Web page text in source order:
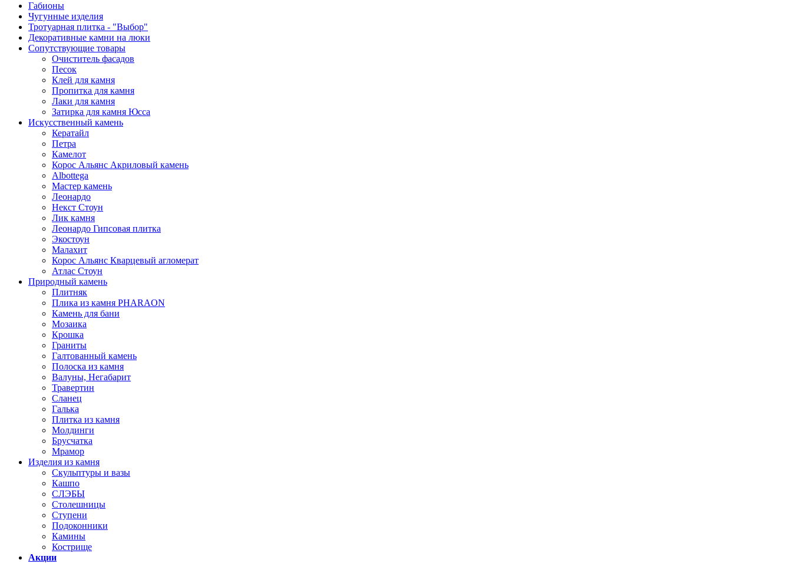
Габионы
Чугунные изделия
Тротуарная плитка - "Выбор"
Декоративные камни на люки
Сопутствующие товары
Очиститель фасадов
Песок
Клей для камня
Пропитка для камня
Лаки для камня
Затирка для камня Юсса
Искусственный камень
Кератайл
Петра
Камелот
Корос Альянс Акриловый камень
Albottega
Мастер камень
Леонардо
Некст Стоун
Лик камня
Леонардо Гипсовая плитка
Экостоун
Малахит
Корос Альянс Кварцевый агломерат
Атлас Стоун
Природный камень
Плитняк
Плика из камня PHARAON
Камень для бани
Мозаика
Крошка
Граниты
Галтованный камень
Полоска из камня
Валуны, Негабарит
Травертин
Сланец
Галька
Плитка из камня
Молдинги
Брусчатка
Мрамор
Изделия из камня
Скульптуры и вазы
Кашпо
СЛЭБЫ
Столешницы
Ступени
Подоконники
Камины
Кострище
Акции